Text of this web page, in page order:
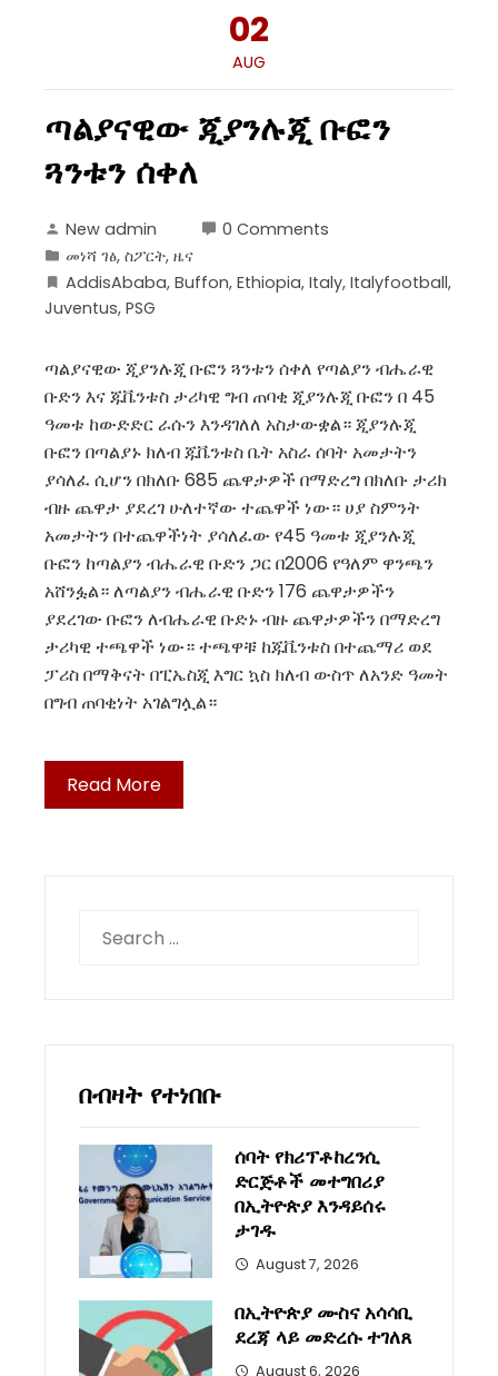
02
AUG
ጣልያናዊው ጂያንሉጂ ቡፎን
ጓንቱን ሰቀለ
New admin
0 Comments
መነሻ ገፅ, ስፖርት, ዜና
AddisAbaba, Buffon, Ethiopia, Italy, Italyfootball,
Juventus, PSG
ጣልያናዊው ጂያንሉጂ ቡፎን ጓንቱን ሰቀለ የጣልያን ብሔራዊ
ቡድን እና ጁቬንቱስ ታሪካዊ ግብ ጠባቂ ጂያንሉጂ ቡፎን በ 45
ዓመቱ ከውድድር ራሱን እንዳገለለ አስታውቋል። ጂያንሉጂ
ቡፎን በጣልያኑ ክለብ ጁቬንቱስ ቤት አስራ ሰባት አመታትን
ያሳለፈ ሲሆን በክለቡ 685 ጨዋታዎች በማድረግ በክለቡ ታሪክ
ብዙ ጨዋታ ያደረገ ሁለተኛው ተጨዋች ነው። ሀያ ስምንት
አመታትን በተጨዋችነት ያሳለፈው የ45 ዓመቱ ጂያንሉጂ
ቡፎን ከጣልያን ብሔራዊ ቡድን ጋር በ2006 የዓለም ዋንጫን
አሸንፏል። ለጣልያን ብሔራዊ ቡድን 176 ጨዋታዎችን
ያደረገው ቡፎን ለብሔራዊ ቡድኑ ብዙ ጨዋታዎችን በማድረግ
ታሪካዊ ተጫዋች ነው። ተጫዋቹ ከጁቬንቱስ በተጨማሪ ወደ
ፓሪስ በማቅናት በፒኤስጂ እግር ኳስ ክለብ ውስጥ ለአንድ ዓመት
በግብ ጠባቂነት አገልግሏል።
Read More
for:
በብዛት የተነበቡ
ሰባት የክሪፕቶከረንሲ
ድርጅቶች መተግበሪያ
በኢትዮጵያ እንዳይሰሩ
ታገዱ
August 7, 2026
በኢትዮጵያ ሙስና አሳሳቢ
ደረጃ ላይ መድረሱ ተገለጸ
August 6, 2026